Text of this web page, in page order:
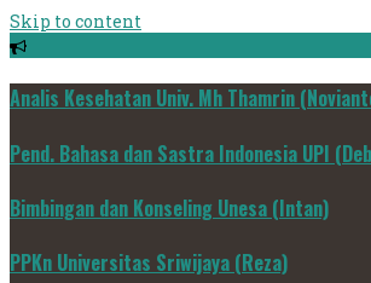
Skip to content
Analis Kesehatan Univ. Mh Thamrin
Pend. Bahasa dan Sastra Indonesia UPI
Bimbingan dan Konseling Unesa (Intan)
PPKn Universitas Sriwijaya (Reza)